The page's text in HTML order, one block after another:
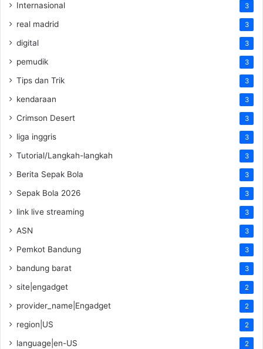
Internasional 3
real madrid 3
digital 3
pemudik 3
Tips dan Trik 3
kendaraan 3
Crimson Desert 3
liga inggris 3
Tutorial/Langkah-langkah 3
Berita Sepak Bola 3
Sepak Bola 2026 3
link live streaming 3
ASN 3
Pemkot Bandung 3
bandung barat 3
site|engadget 2
provider_name|Engadget 2
region|US 2
language|en-US 2